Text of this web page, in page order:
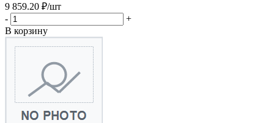
9 859.20 ₽/шт
-
+
В корзину